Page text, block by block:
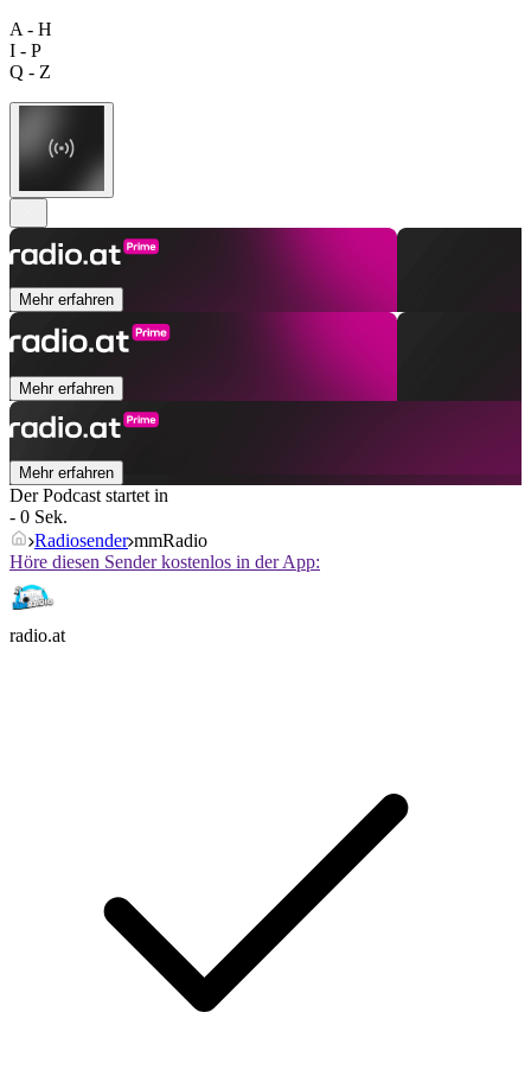
A - H
I - P
Q - Z
Mehr erfahren
Mehr erfahren
Mehr erfahren
Der Podcast startet in
- 0 Sek.
Radiosender mmRadio
Höre diesen Sender kostenlos in der App:
radio.at